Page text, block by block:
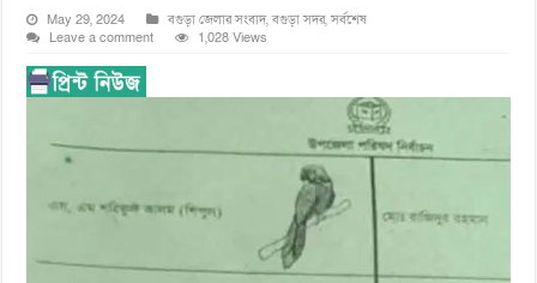
May 29, 2024 বগুড়া জেলার সংবাদ,বগুড়া সদর,সর্বশেষ
Leave a comment
1,028 Views